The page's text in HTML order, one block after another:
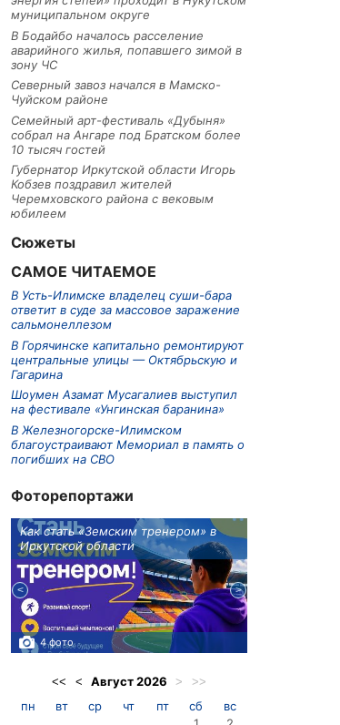
муниципальном округе
В Бодайбо началось расселение
аварийного жилья, попавшего зимой в
зону ЧС
Северный завоз начался в Мамско-
Чуйском районе
Семейный арт-фестиваль «Дубыня»
собрал на Ангаре под Братском более
10 тысяч гостей
Губернатор Иркутской области Игорь
Кобзев поздравил жителей
Черемховского района с вековым
юбилеем
Сюжеты
САМОЕ ЧИТАЕМОЕ
В Усть-Илимске владелец суши-бара
ответит в суде за массовое заражение
сальмонеллезом
В Горячинске капитально ремонтируют
центральные улицы — Октябрьскую и
Гагарина
Шоумен Азамат Мусагалиев выступил
на фестивале «Унгинская баранина»
В Железногорске-Илимском
благоустраивают Мемориал в память о
погибших на СВО
Фоторепортажи
Как стать «Земским тренером» в
Иркутской области
4 фото
<< < Август2026 > >>
пн вт ср чт пт сб
вс